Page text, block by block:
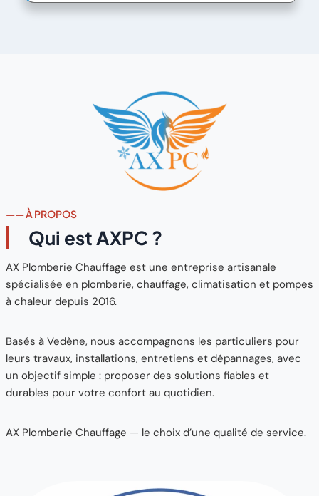
—— À PROPOS
Qui est AXPC ?
AX Plomberie Chauffage est une entreprise artisanale
spécialisée en plomberie, chauffage, climatisation et pompes
à chaleur depuis 2016.
Basés à Vedène, nous accompagnons les particuliers pour
leurs travaux, installations, entretiens et dépannages, avec
un objectif simple : proposer des solutions fiables et
durables pour votre confort au quotidien.
AX Plomberie Chauffage — le choix d’une qualité de service.